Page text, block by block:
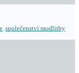
, společenství modlitby